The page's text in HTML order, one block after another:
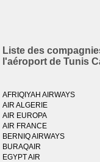
Liste des
l'aéroport de Tunis
AFRIQIYAH AIRWAYS
AIR ALGERIE
AIR EUROPA
AIR FRANCE
BERNIQ AIRWAYS
BURAQAIR
EGYPT AIR